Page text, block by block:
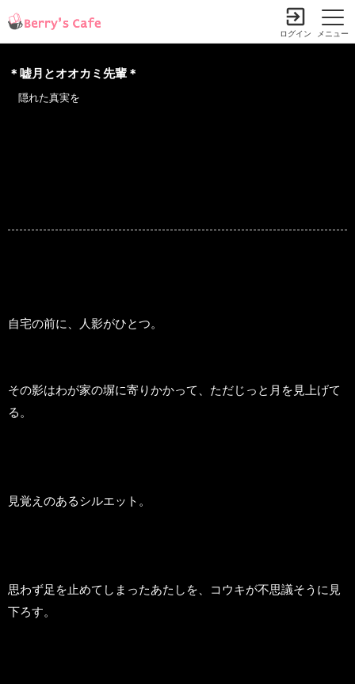
メニュー
ログイン
＊嘘月とオオカミ先輩＊
隠れた真実を
自宅の前に、人影がひとつ。
その影はわが家の塀に寄りかかって、ただじっと月を見上げて
る。
見覚えのあるシルエット。
思わず足を止めてしまったあたしを、コウキが不思議そうに見
下ろす。